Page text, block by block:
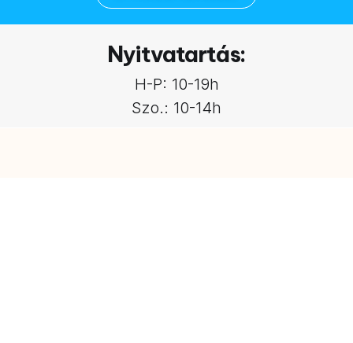
Nyitvatartás:
H-P: 10-19h
Szo.: 10-14h